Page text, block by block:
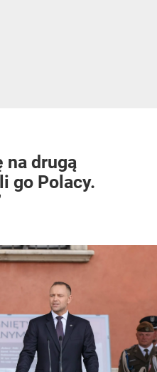
na drugą
go Polacy.